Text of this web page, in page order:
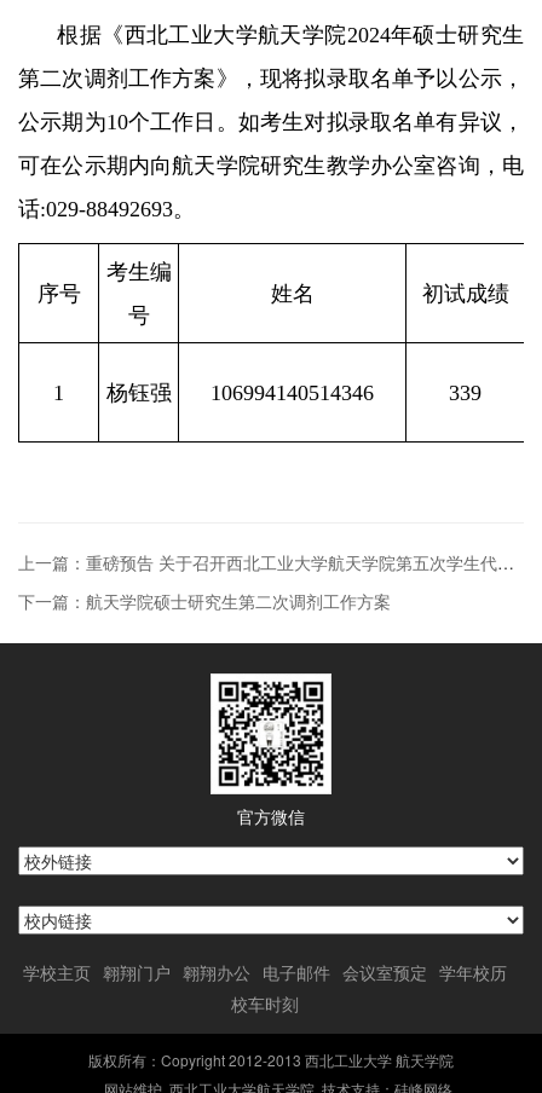
根据《西北工业大学航天学院2024年硕士研究生
第二次调剂工作方案》
，现将拟录取名单予以公示，
公示期为10个工作日。如考生对拟录取名单有异议，
可在公示期内向航天学院研究生教学办公室咨询，电
话:029-88492693。
序号
考生编
号
姓名 初试成绩
1 杨钰强 106994140514346 339
上一篇：重磅预告 关于召开西北工业大学航天学院第五次学生代表大会的通知
下一篇：航天学院硕士研究生第二次调剂工作方案
官方微信
学校主页 翱翔门户 翱翔办公 电子邮件 会议室预定 学年校历
校车时刻
版权所有：Copyright 2012-2013 西北工业大学 航天学院
网站维护 西北工业大学航天学院 技术支持： 硅峰网络